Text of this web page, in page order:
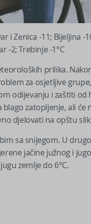
i Zenica -11; Bijeljina -
-2; Trebinje -1°C
prilika.
za osjetljive
odijevanju i zaštiti
zatopljenje, ali
djelovati na opštu
sa snijegom. U
jačine južnog i
zemlje do 6°C.